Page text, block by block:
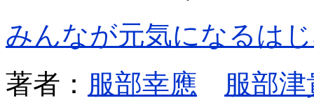
みんなが元気になるは
著者： 服部幸應
服部